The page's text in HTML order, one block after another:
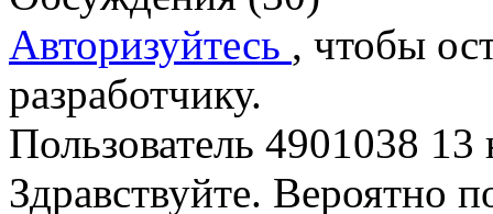
Авторизуйтесь , чтобы
разработчику.
Пользователь 4901038 13
Здравствуйте. Вероятно